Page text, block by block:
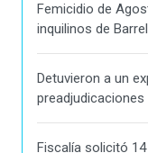
Femicidio de
inquilinos de
Detuvieron a un
preadjudicaciones
Fiscalía solicitó